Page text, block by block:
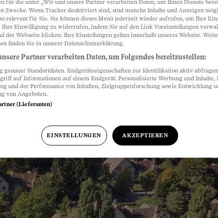
unter Heimatschutz
Bau neuer Wohnungen. Dabei geht es auch
Kommentar.
Uhr
für die unter „Wir und unsere Partner verarbeiten Daten, um Ihnen Dienste
Zwecke. Wenn Tracker deaktiviert sind, sind manche Inhalte und Anzeigen
relevant für Sie. Sie können dieses Menü jederzeit wieder aufrufen, um Ihre
Ihre Einwilligung zu widerrufen, indem Sie auf den Link Voreinstellungen
der Webseite klicken. Ihre Einstellungen gelten innerhalb unseres Website.
finden Sie in unserer Datenschutzerklärung.
Partner verarbeiten Daten, um Folgendes bereitzustellen:
genauer Standortdaten. Endgeräteeigenschaften zur Identifikation aktiv
auf Informationen auf einem Endgerät. Personalisierte Werbung und Inhalte,
und der Performance von Inhalten, Zielgruppenforschung sowie Entwicklung
von Angeboten.
(Lieferanten)
EINSTELLUNGEN AKZEPTIEREN